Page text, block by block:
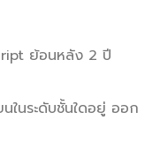
ย้อนหลัง 2 ปี
นในระดับชั้นใดอยู่ ออก